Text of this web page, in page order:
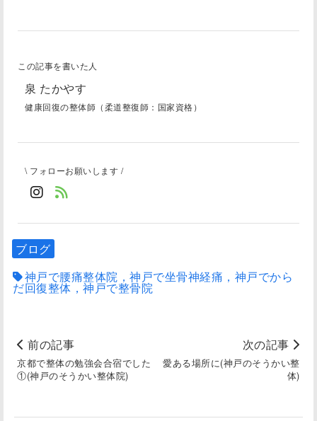
この記事を書いた人
泉 たかやす
健康回復の整体師（柔道整復師：国家資格）
\ フォローお願いします /
ブログ
神戸で腰痛整体院，神戸で坐骨神経痛，神戸でから
だ回復整体，神戸で整骨院
前の記事
京都で整体の勉強会合宿でした
①(神戸のそうかい整体院)
次の記事
愛ある場所に(神戸のそうかい整
体)